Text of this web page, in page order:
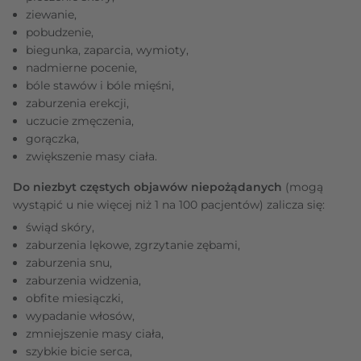
ziewanie,
pobudzenie,
biegunka, zaparcia, wymioty,
nadmierne pocenie,
bóle stawów i bóle mięśni,
zaburzenia erekcji,
uczucie zmęczenia,
gorączka,
zwiększenie masy ciała.
Do niezbyt częstych objawów niepożądanych (mogą
wystąpić u nie więcej niż 1 na 100 pacjentów) zalicza się:
świąd skóry,
zaburzenia lękowe, zgrzytanie zębami,
zaburzenia snu,
zaburzenia widzenia,
obfite miesiączki,
wypadanie włosów,
zmniejszenie masy ciała,
szybkie bicie serca,